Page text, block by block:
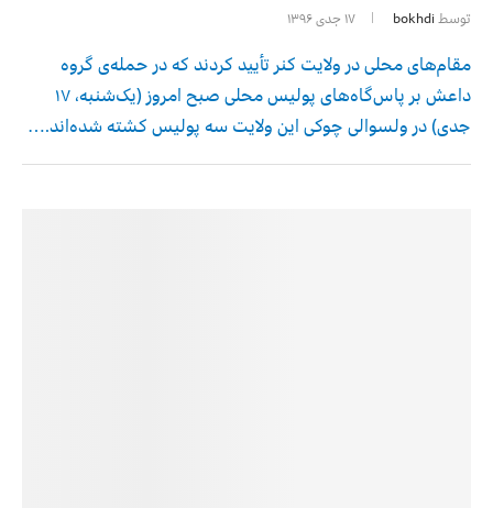
توسط bokhdi ۱۷ جدی ۱۳۹۶
مقام‌های محلی در ولایت کنر تأیید کردند که در حمله‌ی گروه
داعش بر پاس‌گاه‌های پولیس محلی صبح امروز (یک‌شنبه، ۱۷
جدی) در ولسوالی چوکی این ولایت سه پولیس کشته شده‌اند.…